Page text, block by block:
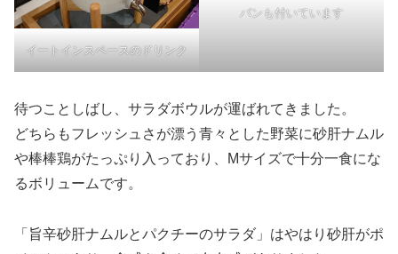
イートインスペースのドリンク
パンも付いています
待つことしばし、サラダボウルが運ばれてきました。
どちらもフレッシュさが漂う青々とした野菜に砂肝ナムル
や棒棒鶏がたっぷり入っており、Mサイズで十分一食にな
るボリュームです。
「旨辛砂肝ナムルとパクチーのサラダ」はやはり砂肝がポ